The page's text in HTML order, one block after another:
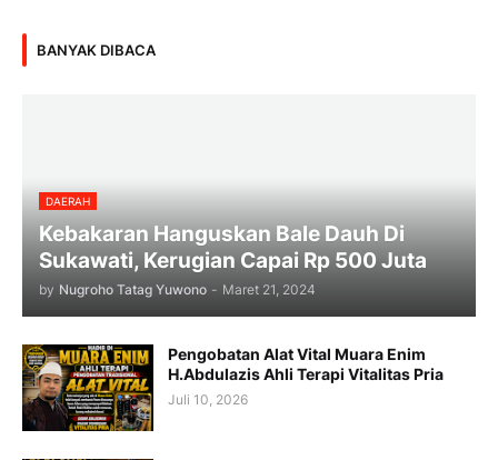
BANYAK DIBACA
DAERAH
Kebakaran Hanguskan Bale Dauh Di
Sukawati, Kerugian Capai Rp 500 Juta
by Nugroho Tatag Yuwono - Maret 21, 2024
Pengobatan Alat Vital Muara Enim
H.Abdulazis Ahli Terapi Vitalitas Pria
Juli 10, 2026